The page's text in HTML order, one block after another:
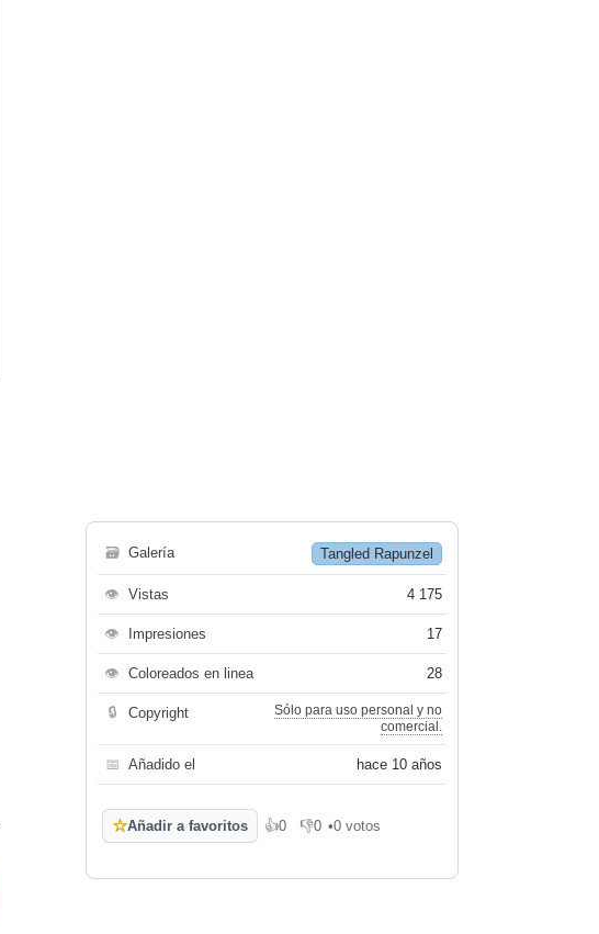
🗃 Galería Tangled Rapunzel
👁 Vistas 4 175
👁 Impresiones 17
👁 Coloreados en linea 28
🔒 Copyright
Sólo para uso personal y no
comercial.
📅 Añadido el hace 10 años
☆Añadir a favoritos 👍0
Me gusta
👎0
No me gusta
•0 votos